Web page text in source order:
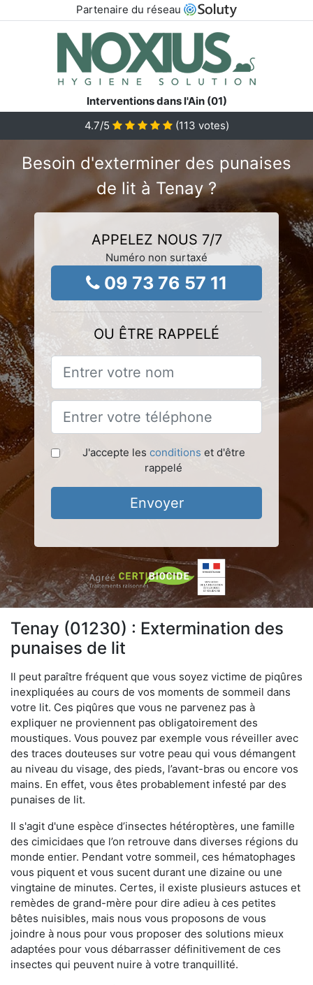
Partenaire du réseau
Interventions dans l'Ain (01)
4.7/5 (113 votes)
Besoin d'exterminer des punaises
de lit à Tenay ?
APPELEZ NOUS 7/7
Numéro non surtaxé
09 73 76 57 11
OU ÊTRE RAPPELÉ
J'accepte les conditions et d'être
rappelé
Envoyer
Tenay (01230) : Extermination des
punaises de lit
Il peut paraître fréquent que vous soyez victime de piqûres
inexpliquées au cours de vos moments de sommeil dans
votre lit. Ces piqûres que vous ne parvenez pas à
expliquer ne proviennent pas obligatoirement des
moustiques. Vous pouvez par exemple vous réveiller avec
des traces douteuses sur votre peau qui vous démangent
au niveau du visage, des pieds, l’avant-bras ou encore vos
mains. En effet, vous êtes probablement infesté par des
punaises de lit.
Il s'agit d'une espèce d’insectes hétéroptères, une famille
des cimicidaes que l’on retrouve dans diverses régions du
monde entier. Pendant votre sommeil, ces hématophages
vous piquent et vous sucent durant une dizaine ou une
vingtaine de minutes. Certes, il existe plusieurs astuces et
remèdes de grand-mère pour dire adieu à ces petites
bêtes nuisibles, mais nous vous proposons de vous
joindre à nous pour vous proposer des solutions mieux
adaptées pour vous débarrasser définitivement de ces
insectes qui peuvent nuire à votre tranquillité.